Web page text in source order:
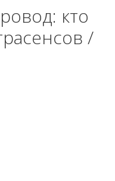
кто
/